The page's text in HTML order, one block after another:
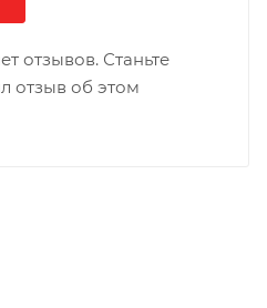
отзывов. Станьте
отзыв об этом